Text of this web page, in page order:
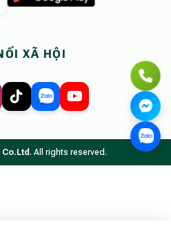
XÃ HỘI
Co.Ltd. All rights reserved.